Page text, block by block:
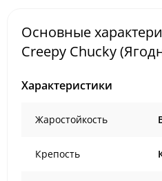
Основные
Creepy Chucky
Характеристики
Жаростойкость
Крепость